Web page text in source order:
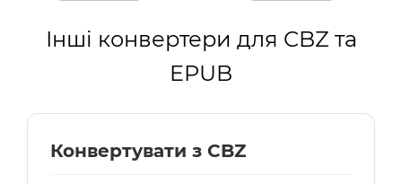
Інші конвертери для CBZ та
EPUB
Конвертувати з CBZ